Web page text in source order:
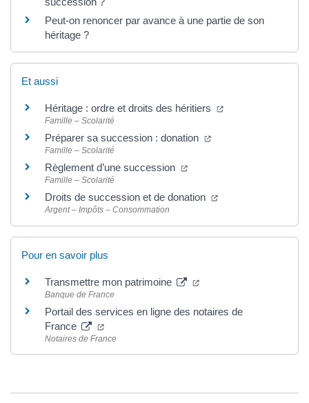
Peut-on renoncer par avance à une partie de son
héritage ?
Et aussi
Héritage : ordre et droits des héritiers (ouverture dans
Famille – Scolarité
Préparer sa succession : donation (ouverture dans un
Famille – Scolarité
Règlement d’une succession (ouverture dans un nouvel
Famille – Scolarité
Droits de succession et de donation (ouverture dans un
Argent – Impôts – Consommation
Pour en savoir plus
Transmettre mon patrimoine (ouverture dans un
Banque de France
Portail des services en ligne des notaires de
France
(ouverture dans un nouvel onglet)
Notaires de France